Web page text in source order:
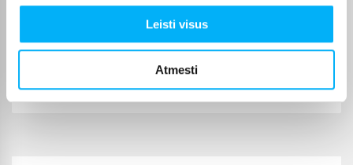
Leisti visus
Atmesti
Užsakymas buvo įvykdytas greitai, sklandžiai ir prekė puiki.
Nemira P.
Viskas liuks